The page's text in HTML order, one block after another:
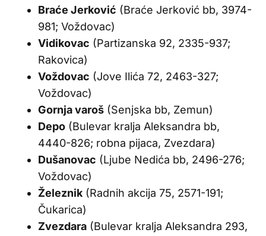
Braće Jerković (Braće Jerković bb, 3974-
981; Voždovac)
Vidikovac (Partizanska 92, 2335-937;
Rakovica)
Voždovac (Jove Ilića 72, 2463-327;
Voždovac)
Gornja varoš (Senjska bb, Zemun)
Depo (Bulevar kralja Aleksandra bb,
4440-826; robna pijaca, Zvezdara)
Dušanovac (Ljube Nedića bb, 2496-276;
Voždovac)
Železnik (Radnih akcija 75, 2571-191;
Čukarica)
Zvezdara (Bulevar kralja Aleksandra 293,